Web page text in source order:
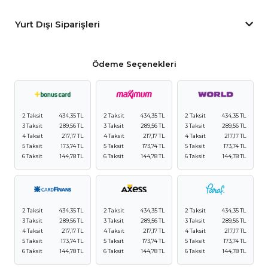
Yurt Dışı Siparişleri
Ödeme Seçenekleri
2 Taksit
434,35 TL
3 Taksit
289,56 TL
4 Taksit
217,17 TL
5 Taksit
173,74 TL
6 Taksit
144,78 TL
2 Taksit
434,35 TL
3 Taksit
289,56 TL
4 Taksit
217,17 TL
5 Taksit
173,74 TL
6 Taksit
144,78 TL
2 Taksit
434,35 TL
3 Taksit
289,56 TL
4 Taksit
217,17 TL
5 Taksit
173,74 TL
6 Taksit
144,78 TL
2 Taksit
434,35 TL
3 Taksit
289,56 TL
4 Taksit
217,17 TL
5 Taksit
173,74 TL
6 Taksit
144,78 TL
2 Taksit
434,35 TL
3 Taksit
289,56 TL
4 Taksit
217,17 TL
5 Taksit
173,74 TL
6 Taksit
144,78 TL
2 Taksit
434,35 TL
3 Taksit
289,56 TL
4 Taksit
217,17 TL
5 Taksit
173,74 TL
6 Taksit
144,78 TL